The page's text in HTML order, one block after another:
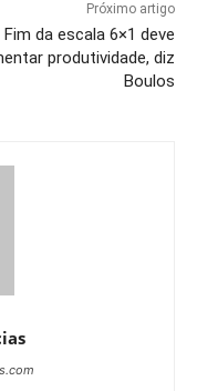
Próximo artigo
Fim da escala 6×1 deve
produtividade, diz
Boulos